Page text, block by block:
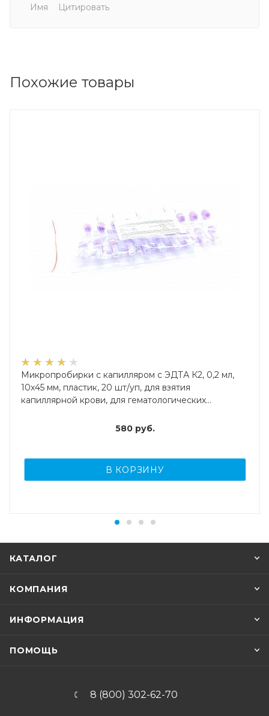
Имя
Цитировать
Похожие товары
Микропробирки с капилляром с ЭДТА К2, 0,2 мл,
10х45 мм, пластик, 20 шт/уп, для взятия
капиллярной крови, для гематологических
580руб.
В КОРЗИНУ
КАТАЛОГ
КОМПАНИЯ
ИНФОРМАЦИЯ
ПОМОЩЬ
8 (800) 302-62-70